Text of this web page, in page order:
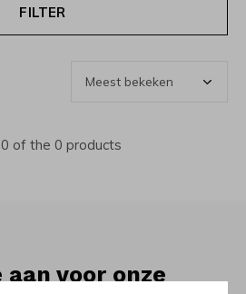
FILTER
of the 0 products
aan voor onze